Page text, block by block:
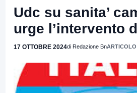
Udc su sanita’
urge l’intervento
17 OTTOBRE 2024di Redazione BnARTICOLO